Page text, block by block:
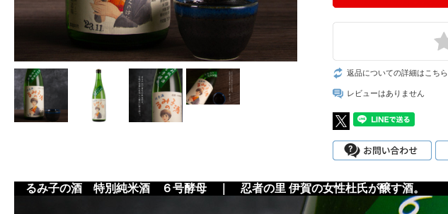
返品についての詳細はこちら
レビューはありません
るみ子の酒 特別純米酒 ６号酵母 ｜ 忍者の里 伊賀の女性杜氏が醸す酒。